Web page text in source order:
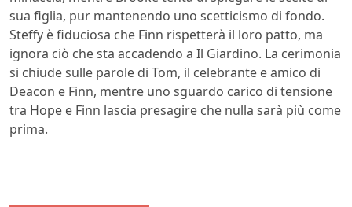
sua figlia, pur mantenendo uno scetticismo di fondo.
Steffy è fiduciosa che Finn rispetterà il loro patto, ma
ignora ciò che sta accadendo a Il Giardino. La cerimonia
si chiude sulle parole di Tom, il celebrante e amico di
Deacon e Finn, mentre uno sguardo carico di tensione
tra Hope e Finn lascia presagire che nulla sarà più come
prima.